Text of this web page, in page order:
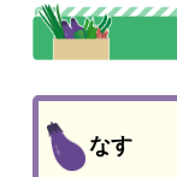
なす